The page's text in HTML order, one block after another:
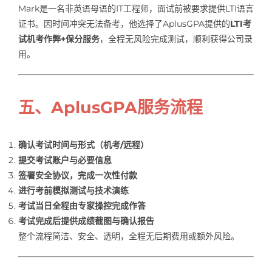
Mark是一名非英语母语的IT工程师，面试前被要求提供LTI语言
证书。因时间冲突无法备考，他选择了AplusGPA提供的LTI考
试机考作弊+保分服务，全程无风险完成测试，顺利获得公司录
用。
五、AplusGPA服务流程
确认考试时间与形式（机考/远程）
提交考试账户与必要信息
签署安全协议，完成一次性付款
进行考前模拟测试与技术演练
考试当日全程由专家操控完成作答
考试完成后提供成绩截图与确认报告
整个流程简洁、安全、透明，全程无后期费用或额外风险。